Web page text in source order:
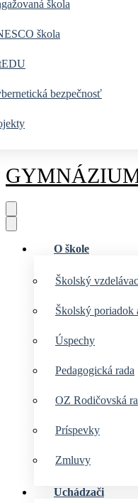
škola
škola
bezpečnosť
O škole
Školský
Školský poriadok
Úspechy
Pedagogická rada
OZ Rodičovská
Príspevky
Zmluvy
Uchádzači